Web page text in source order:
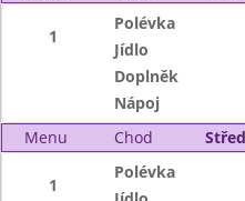
1
Polévka
Jídlo
Doplněk
Nápoj
Menu
Chod
1
Polévka